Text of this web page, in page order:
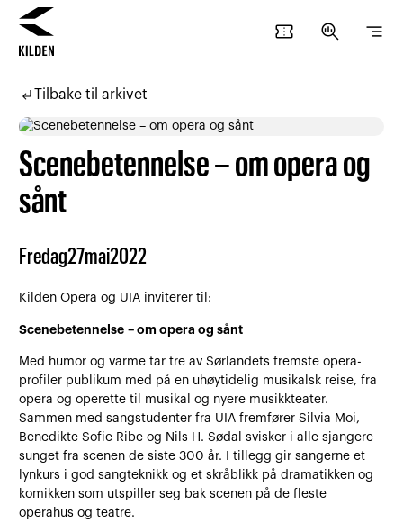
confirmation_number search_insights segment
subdirectory_arrow_leftTilbake til arkivet
Scenebetennelse – om opera og
sånt
Fredag27mai2022
Kilden Opera og UIA inviterer til:
Scenebetennelse – om opera og sånt
Med humor og varme tar tre av Sørlandets fremste opera-
profiler publikum med på en uhøytidelig musikalsk reise, fra
opera og operette til musikal og nyere musikkteater.
Sammen med sangstudenter fra UIA fremfører Silvia Moi,
Benedikte Sofie Ribe og Nils H. Sødal svisker i alle sjangere
sunget fra scenen de siste 300 år. I tillegg gir sangerne et
lynkurs i god sangteknikk og et skråblikk på dramatikken og
komikken som utspiller seg bak scenen på de fleste
operahus og teatre.